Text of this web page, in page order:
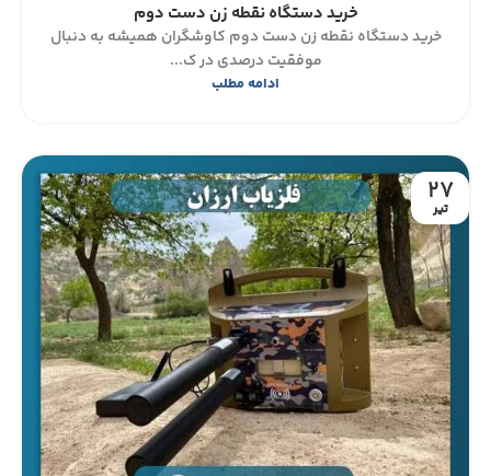
خرید دستگاه نقطه زن دست دوم
خرید دستگاه نقطه زن دست دوم کاوشگران همیشه به دنبال
موفقیت درصدی در ک...
ادامه مطلب
27
تیر